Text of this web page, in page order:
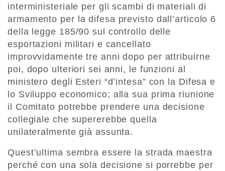
interministeriale per gli scambi di materiali di
armamento per la difesa previsto dall’articolo 6
della legge 185/90 sul controllo delle
esportazioni militari e cancellato
improvvidamente tre anni dopo per attribuirne
poi, dopo ulteriori sei anni, le funzioni al
ministero degli Esteri “d’intesa” con la Difesa e
lo Sviluppo economico; alla sua prima riunione
il Comitato potrebbe prendere una decisione
collegiale che supererebbe quella
unilateralmente già assunta.
Quest’ultima sembra essere la strada maestra
perché con una sola decisione si porrebbe per